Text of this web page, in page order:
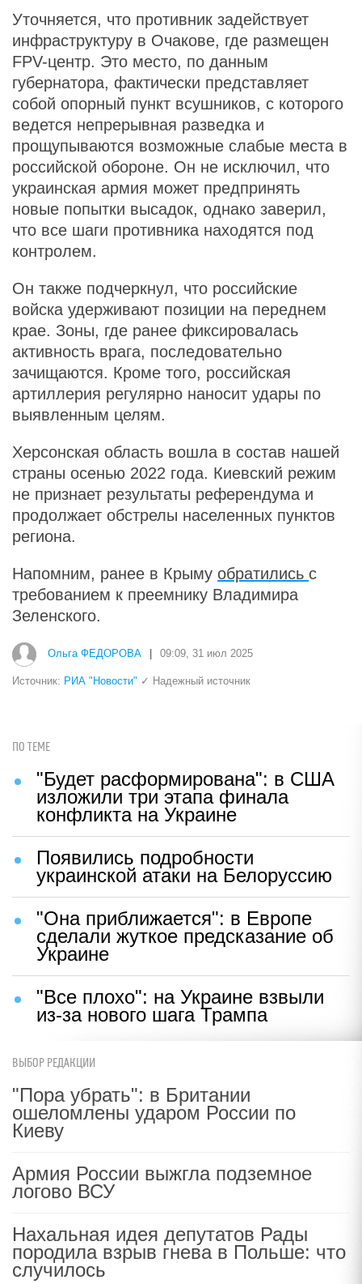
Уточняется, что противник задействует
инфраструктуру в Очакове, где размещен
FPV-центр. Это место, по данным
губернатора, фактически представляет
собой опорный пункт всушников, с которого
ведется непрерывная разведка и
прощупываются возможные слабые места в
российской обороне. Он не исключил, что
украинская армия может предпринять
новые попытки высадок, однако заверил,
что все шаги противника находятся под
контролем.
Он также подчеркнул, что российские
войска удерживают позиции на переднем
крае. Зоны, где ранее фиксировалась
активность врага, последовательно
зачищаются. Кроме того, российская
артиллерия регулярно наносит удары по
выявленным целям.
Херсонская область вошла в состав нашей
страны осенью 2022 года. Киевский режим
не признает результаты референдума и
продолжает обстрелы населенных пунктов
региона.
Напомним, ранее в Крыму обратились с
требованием к преемнику Владимира
Зеленского.
Ольга ФЕДОРОВА 09:09, 31 июл 2025
Источник: РИА "Новости" ✓ Надежный источник
ПО ТЕМЕ
"Будет расформирована": в США
изложили три этапа финала
конфликта на Украине
Появились подробности
украинской атаки на Белоруссию
"Она приближается": в Европе
сделали жуткое предсказание об
Украине
"Все плохо": на Украине взвыли
из-за нового шага Трампа
ВЫБОР РЕДАКЦИИ
"Пора убрать": в Британии
ошеломлены ударом России по
Киеву
Армия России выжгла подземное
логово ВСУ
Нахальная идея депутатов Рады
породила взрыв гнева в Польше: что
случилось